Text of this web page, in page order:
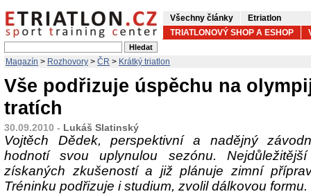
Všechny články
Etriatlon
TRIATLONOVÝ SHOP A ESHOP
Magazín > Rozhovory > ČR > Krátký triatlon
Vše podřizuje úspěchu na
tratích
30.09.2010 - Lukáš Slatinský
Vojtěch Dědek, perspektivní a nadějný
hodnotí svou uplynulou sezónu.
získaných zkušeností a již plánuje zimní
Tréninku podřizuje i studium, zvolil dálkovou formu.